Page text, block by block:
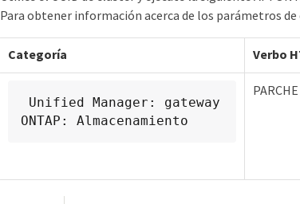
Para obtener información acerca de los parámetros de
Categoría Verbo
ONTAP: Almacenamiento
PARCHE